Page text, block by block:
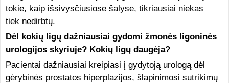
tokie, kaip išsivysčiusiose šalyse, tikriausiai niekas
tiek nedirbtų.
Dėl kokių ligų dažniausiai gydomi žmonės ligoninės
urologijos skyriuje? Kokių ligų daugėja?
Pacientai dažniausiai kreipiasi į gydytoją urologą dėl
gėrybinės prostatos hiperplazijos, šlapinimosi sutrikimų